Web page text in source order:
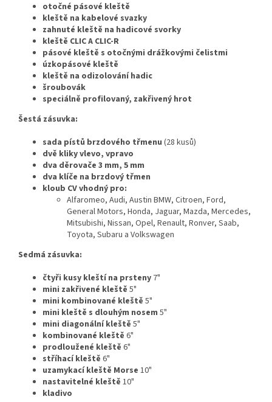
otočné pásové kleště
kleště na kabelové svazky
zahnuté kleště na hadicové svorky
kleště CLIC A CLIC-R
pásové kleště s otočnými drážkovými čelistmi
úzkopásové kleště
kleště na odizolování hadic
šroubovák
speciálně profilovaný, zakřivený hrot
Šestá zásuvka:
sada pístů brzdového třmenu (28 kusů)
dvě kliky vlevo, vpravo
dva děrovače 3 mm, 5 mm
dva klíče na brzdový třmen
kloub CV vhodný pro:
Alfaromeo, Audi, Austin BMW, Citroen, Ford,
General Motors, Honda, Jaguar, Mazda, Mercedes,
Mitsubishi, Nissan, Opel, Renault, Ronver, Saab,
Toyota, Subaru a Volkswagen
Sedmá zásuvka:
čtyři kusy kleští na prsteny 7"
mini zakřivené kleště 5"
mini kombinované kleště 5"
mini kleště s dlouhým nosem 5"
mini diagonální kleště 5"
kombinované kleště 6"
prodloužené kleště 6"
stříhací kleště 6"
uzamykací kleště Morse 10"
nastavitelné kleště 10"
kladivo